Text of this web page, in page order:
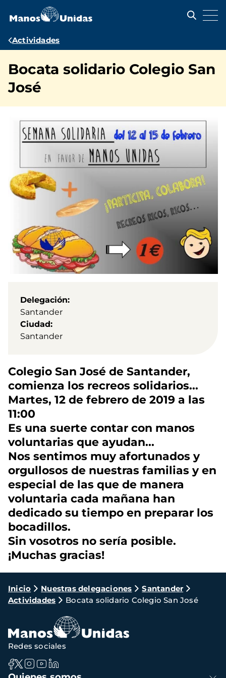
contenido
Ruta
navegación
Actividades
Bocata solidario Colegio San
José
Delegación
Santander
Ciudad
Santander
Colegio San José de Santander,
comienza los recreos solidarios...
Martes, 12 de febrero de 2019 a las
11:00
Es una suerte contar con manos
voluntarias que ayudan...
Nos sentimos muy afortunados y
orgullosos de nuestras familias y en
especial de las que de manera
voluntaria cada mañana han
dedicado su tiempo en preparar los
bocadillos.
Sin vosotros no sería posible.
¡Muchas gracias!
Ruta
de
navegación
Inicio Nuestras delegaciones
Santander
Actividades
Bocata solidario Colegio San José
Navegación
Redes sociales